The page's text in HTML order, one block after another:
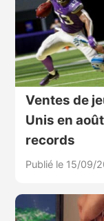
Ventes de
Unis en
records
Publié le 15/09/